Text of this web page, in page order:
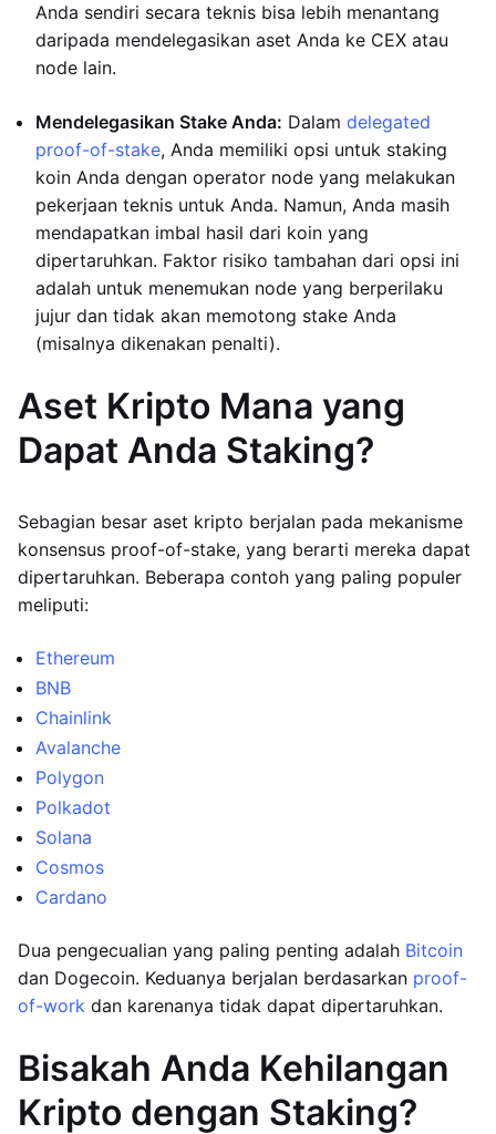
Anda sendiri secara teknis bisa lebih menantang
daripada mendelegasikan aset Anda ke CEX atau
node lain.
Mendelegasikan Stake Anda: Dalam delegated
proof-of-stake, Anda memiliki opsi untuk staking
koin Anda dengan operator node yang melakukan
pekerjaan teknis untuk Anda. Namun, Anda masih
mendapatkan imbal hasil dari koin yang
dipertaruhkan. Faktor risiko tambahan dari opsi ini
adalah untuk menemukan node yang berperilaku
jujur dan tidak akan memotong stake Anda
(misalnya dikenakan penalti).
Aset Kripto Mana yang
Dapat Anda Staking?
Sebagian besar aset kripto berjalan pada mekanisme
konsensus proof-of-stake, yang berarti mereka dapat
dipertaruhkan. Beberapa contoh yang paling populer
meliputi:
Ethereum
BNB
Chainlink
Avalanche
Polygon
Polkadot
Solana
Cosmos
Cardano
Dua pengecualian yang paling penting adalah Bitcoin
dan Dogecoin. Keduanya berjalan berdasarkan proof-
of-work dan karenanya tidak dapat dipertaruhkan.
Bisakah Anda Kehilangan
Kripto dengan Staking?